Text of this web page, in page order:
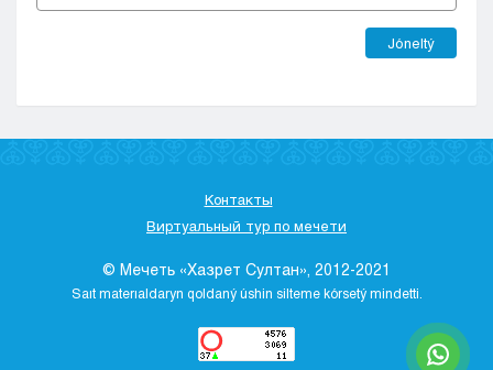
Jóneltý
Контакты
Виртуальный тур по мечети
© Мечеть «Хазрет Султан», 2012-2021
Saıt materıaldaryn qoldaný úshіn sіlteme kórsetý mіndettі.